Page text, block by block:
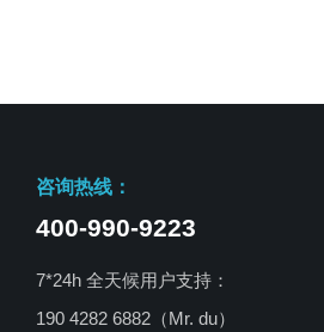
咨询热线：
400-990-9223
7*24h 全天候用户支持：
190 4282 6882（Mr. du）